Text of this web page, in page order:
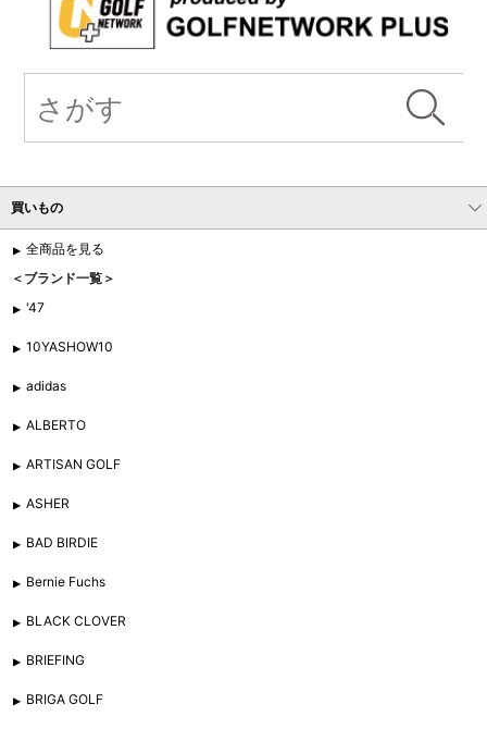
買いもの
全商品を見る
＜ブランド一覧＞
'47
10YASHOW10
adidas
ALBERTO
ARTISAN GOLF
ASHER
BAD BIRDIE
Bernie Fuchs
BLACK CLOVER
BRIEFING
BRIGA GOLF